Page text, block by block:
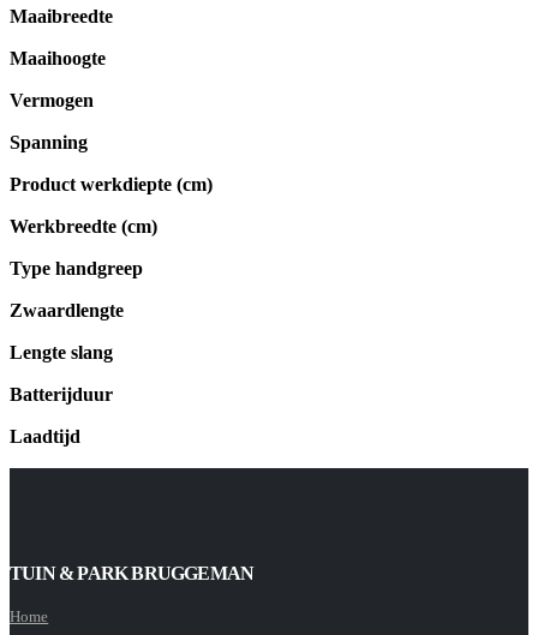
Maaibreedte
Maaihoogte
Vermogen
Spanning
Product werkdiepte (cm)
Werkbreedte (cm)
Type handgreep
Zwaardlengte
Lengte slang
Batterijduur
Laadtijd
TUIN & PARK BRUGGEMAN
Home